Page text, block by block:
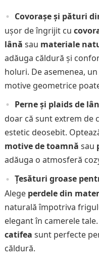
Covorașe și pături
ușor de îngrijit cu
lână sau materiale
adăuga căldură și
holuri. De asemenea, un
motive geometrice
Perne și plaids de
doar că sunt extrem de
estetic deosebit.
motive de toamnă sau
adăuga o atmosferă
Țesături groase
Alege perdele din
naturală împotriva
elegant în camerele
catifea sunt perfecte
căldură.